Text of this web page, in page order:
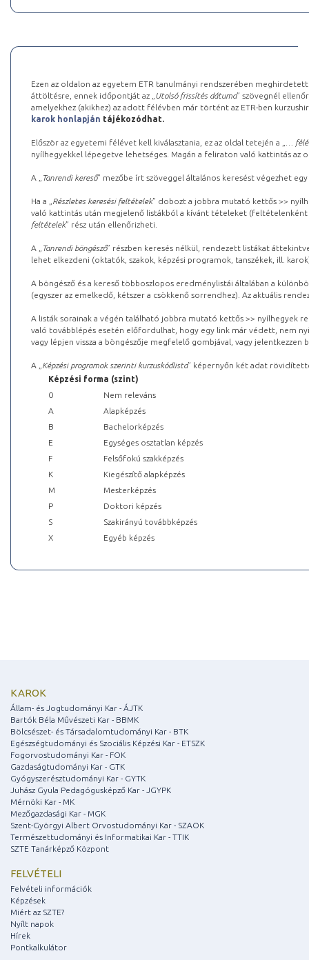
Ezen az oldalon az egyetem ETR tanulmányi rendszerében
áttöltésre, ennek időpontját az „ Utolsó frissítés dátuma” szövegnél
amelyekhez (akikhez) az adott félévben már történt az ETR-ben
karok honlapján tájékozódhat.
Először az egyetemi félévet kell kiválasztania, ez az oldal tetején a „
…
nyílhegyekkel lépegetve lehetséges. Magán a feliraton való kattintás az
A „ Tanrendi kereső” mezőbe írt szöveggel általános keresést végezhet
Ha a „ Részletes keresési feltételek” dobozt a jobbra mutató kettős >>
való kattintás után megjelenő listákból a kívánt tételeket (feltételenként
feltételek” rész után ellenőrizheti.
A „ Tanrendi böngésző” részben keresés nélkül, rendezett listákat
lehet elkezdeni (oktatók, szakok, képzési programok, tanszékek, ill.
A böngésző és a kereső többoszlopos eredménylistái általában a
(egyszer az emelkedő, kétszer a csökkenő sorrendhez). Az aktuális
A listák sorainak a végén található jobbra mutató kettős >> nyílhegyek
való továbblépés esetén előfordulhat, hogy egy link már védett, nem
vagy lépjen vissza a böngészője megfelelő gombjával, vagy
A „ Képzési programok szerinti kurzuskódlista” képernyőn két adat
Képzési forma (szint)
0
Nem releváns
A
Alapképzés
B
Bachelorképzés
E
Egységes osztatlan képzés
F
Felsőfokú szakképzés
K
Kiegészítő alapképzés
M
Mesterképzés
P
Doktori képzés
S
Szakirányú továbbképzés
X
Egyéb képzés
KAROK
Állam- és Jogtudományi Kar - ÁJTK
Bartók Béla Művészeti Kar - BBMK
Bölcsészet- és Társadalomtudományi Kar - BTK
Egészségtudományi és Szociális Képzési Kar - ETSZK
Fogorvostudományi Kar - FOK
Gazdaságtudományi Kar - GTK
Gyógyszerésztudományi Kar - GYTK
Juhász Gyula Pedagógusképző Kar - JGYPK
Mérnöki Kar - MK
Mezőgazdasági Kar - MGK
Szent-Györgyi Albert Orvostudományi Kar - SZAOK
Természettudományi és Informatikai Kar - TTIK
SZTE Tanárképző Központ
FELVÉTELI
Felvételi információk
Képzések
Miért az SZTE?
Nyílt napok
Hírek
Pontkalkulátor